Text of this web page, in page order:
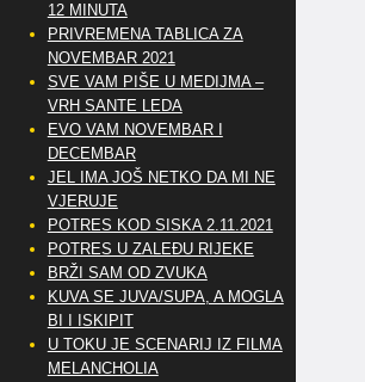
12 MINUTA
PRIVREMENA TABLICA ZA
NOVEMBAR 2021
SVE VAM PIŠE U MEDIJMA –
VRH SANTE LEDA
EVO VAM NOVEMBAR I
DECEMBAR
JEL IMA JOŠ NETKO DA MI NE
VJERUJE
POTRES KOD SISKA 2.11.2021
POTRES U ZALEĐU RIJEKE
BRŽI SAM OD ZVUKA
KUVA SE JUVA/SUPA, A MOGLA
BI I ISKIPIT
U TOKU JE SCENARIJ IZ FILMA
MELANCHOLIA